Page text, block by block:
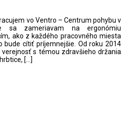
vo Ventro – Centrum pohybu v
sa zameriavam na ergonómiu
ako z každého pracovného miesta
bude cítiť príjemnejšie. Od roku 2014
s témou zdravšieho držania
[…]